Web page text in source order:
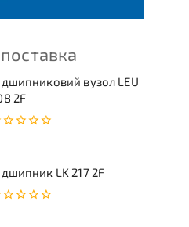
вузол LEU
2F
LK 217 2F